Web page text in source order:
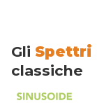
Gli Spettri
classiche